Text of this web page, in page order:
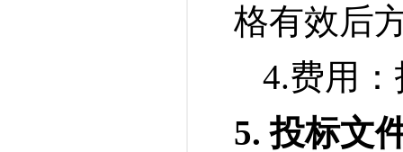
格有效后
4.费用
5. 投标文